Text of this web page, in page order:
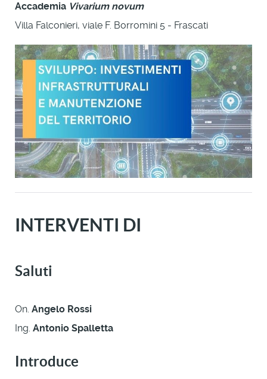
Accademia Vivarium novum
Villa Falconieri, viale F. Borromini 5 - Frascati
INTERVENTI DI
Saluti
On. Angelo Rossi
Ing. Antonio Spalletta
Introduce